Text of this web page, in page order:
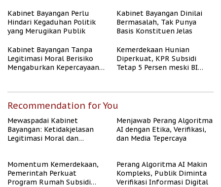
Kabinet Bayangan Perlu
Hindari Kegaduhan Politik
yang Merugikan Publik
Kabinet Bayangan Dinilai
Bermasalah, Tak Punya
Basis Konstituen Jelas
Kabinet Bayangan Tanpa
Legitimasi Moral Berisiko
Mengaburkan Kepercayaan
Kemerdekaan Hunian
Diperkuat, KPR Subsidi
Tetap 5 Persen meski BI
Recommendation for You
Mewaspadai Kabinet
Bayangan: Ketidakjelasan
Legitimasi Moral dan
Menjawab Perang Algoritma
AI dengan Etika, Verifikasi,
dan Media Tepercaya
Momentum Kemerdekaan,
Pemerintah Perkuat
Program Rumah Subsidi
Perang Algoritma AI Makin
Kompleks, Publik Diminta
Verifikasi Informasi Digital